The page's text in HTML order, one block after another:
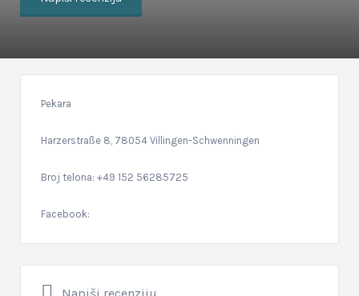
Pekara
Harzerstraße 8, 78054 Villingen-Schwenningen
Broj telona: +49 152 56285725
Facebook:
Napiši recenziju